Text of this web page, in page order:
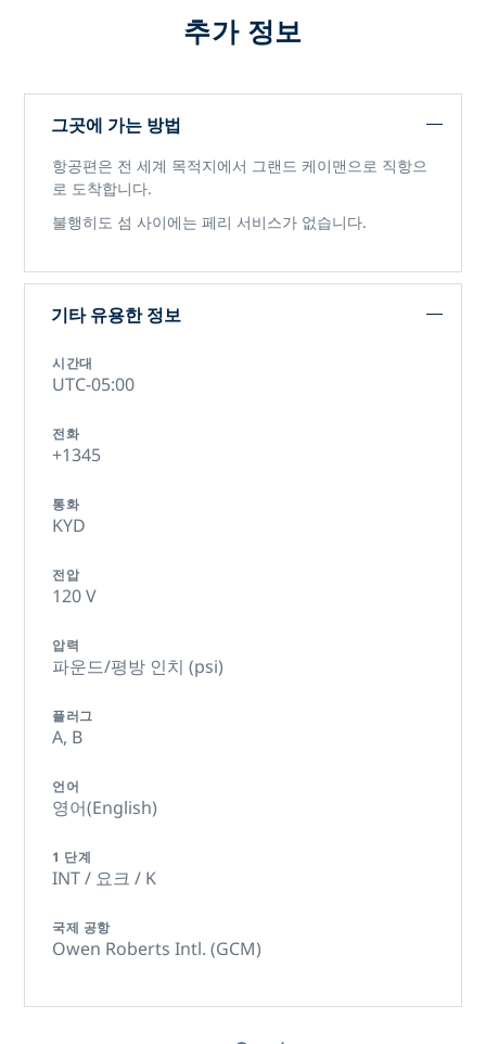
추가 정보
그곳에 가는 방법
항공편은 전 세계 목적지에서 그랜드 케이맨으로 직항으
로 도착합니다.
불행히도 섬 사이에는 페리 서비스가 없습니다.
기타 유용한 정보
시간대
UTC-05:00
전화
+1345
통화
KYD
전압
120 V
압력
파운드/평방 인치 (psi)
플러그
A, B
언어
영어(English)
1 단계
INT / 요크 / K
국제 공항
Owen Roberts Intl. (GCM)